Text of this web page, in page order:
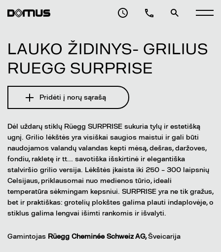
LAUKO ŽIDINYS- GRILIUS
RUEGG SURPRISE
Pridėti į norų sąrašą
Dėl uždarų stiklų Rüegg SURPRISE sukuria tylų ir estetišką
ugnį. Grilio lėkštės yra visiškai saugios maistui ir gali būti
naudojamos valandų valandas kepti mėsą, dešras, daržoves,
fondiu, rakletę ir tt... savotiška išskirtinė ir elegantiška
stalviršio grilio versija. Lėkštės įkaista iki 250 – 300 laipsnių
Celsijaus, priklausomai nuo medienos tūrio, ideali
temperatūra sėkmingam kepsniui. SURPRISE yra ne tik gražus,
bet ir praktiškas: grotelių plokštes galima plauti indaplovėje, o
stiklus galima lengvai išimti rankomis ir išvalyti.
Gamintojas Rüegg Cheminée Schweiz AG, Šveicarija